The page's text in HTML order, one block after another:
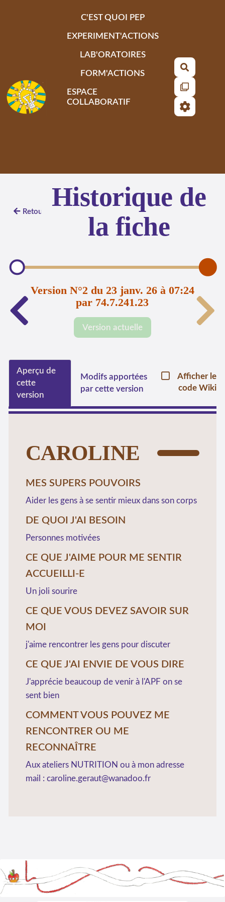
C'EST QUOI PEP
EXPERIMENT'ACTIONS
LAB'ORATOIRES
FORM'ACTIONS
ESPACE
COLLABORATIF
Retour
Historique de
la fiche
Version N°2 du 23 janv. 26 à 07:24
par 74.7.241.23
Version actuelle
Aperçu de
cette
version
Modifs apportées
par cette version
Afficher le
code Wiki
CAROLINE
MES SUPERS POUVOIRS
Aider les gens à se sentir mieux dans son corps
DE QUOI J'AI BESOIN
Personnes motivées
CE QUE J'AIME POUR ME SENTIR
ACCUEILLI-E
Un joli sourire
CE QUE VOUS DEVEZ SAVOIR SUR
MOI
j'aime rencontrer les gens pour discuter
CE QUE J'AI ENVIE DE VOUS DIRE
J'apprécie beaucoup de venir à l'APF on se
sent bien
COMMENT VOUS POUVEZ ME
RENCONTRER OU ME
RECONNAÎTRE
Aux ateliers NUTRITION ou à mon adresse
mail : caroline.geraut@wanadoo.fr